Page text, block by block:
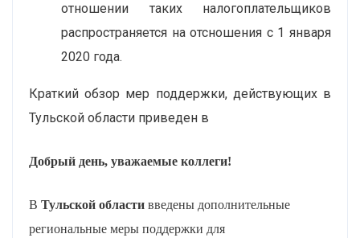
отношении таких налогоплательщиков
распространяется на отсношения с 1 января
2020 года.
Краткий обзор мер поддержки, действующих в
Тульской области приведен в
Добрый день, уважаемые коллеги!
В Тульской области введены дополнительные
региональные меры поддержки для